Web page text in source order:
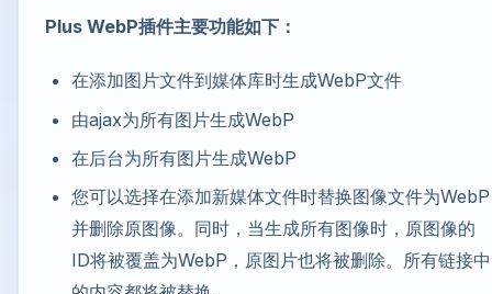
Plus WebP插件主要功能如下：
在添加图片文件到媒体库时生成WebP文件
由ajax为所有图片生成WebP
在后台为所有图片生成WebP
您可以选择在添加新媒体文件时替换图像文件为WebP
并删除原图像。同时，当生成所有图像时，原图像的
ID将被覆盖为WebP，原图片也将被删除。所有链接中